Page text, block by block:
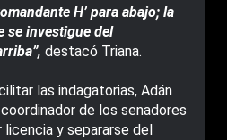
H’ para abajo; la
se investigue del
destacó Triana.
las indagatorias, Adán
de los senadores
y separarse del